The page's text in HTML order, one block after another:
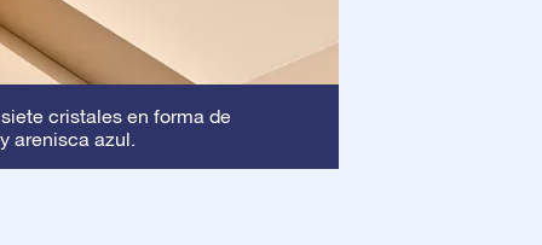
cristales en forma de
arenisca azul.